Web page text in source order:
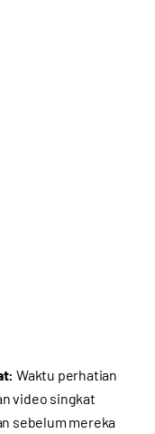
Waktu perhatian
video singkat
sebelum mereka